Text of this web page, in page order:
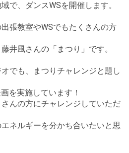
で、ダンスWSを開催します。
張教室やWSでもたくさんの方
井風さんの「まつり」です。
でも、まつりチャレンジと題し
を実施しています！
んの方にチャレンジしていただ
ネルギーを分かち合いたいと思